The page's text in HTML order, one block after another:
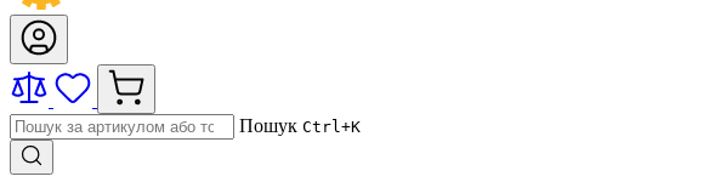
Пошук Ctrl+K